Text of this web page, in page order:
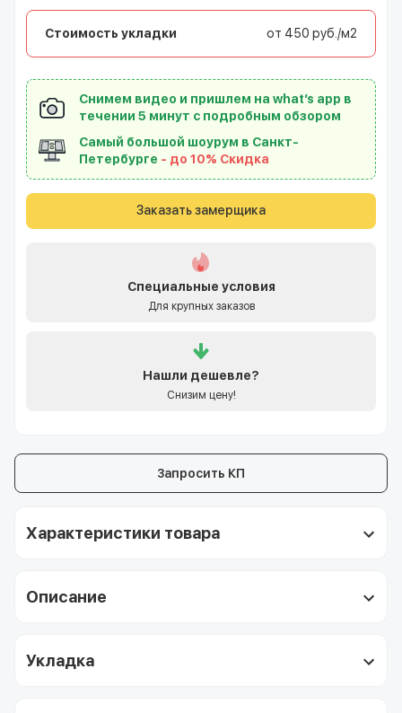
Стоимость укладки от 450 руб./м2
Снимем видео и пришлем на what’s app в
течении 5 минут с подробным обзором
Самый большой шоурум в Санкт-
Петербурге - до 10% Скидка
Заказать замерщика
Специальные условия
Для крупных заказов
Нашли дешевле?
Снизим цену!
Запросить КП
Характеристики товара
Описание
Укладка